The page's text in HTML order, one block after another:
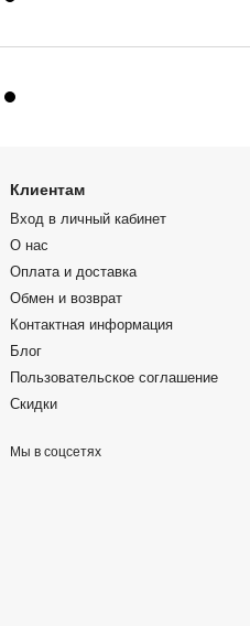
Клиентам
Вход в личный кабинет
О нас
Оплата и доставка
Обмен и возврат
Контактная информация
Блог
Пользовательское соглашение
Скидки
Мы в соцсетях